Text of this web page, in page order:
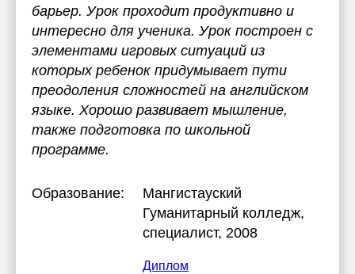
барьер. Урок проходит продуктивно и
интересно для ученика. Урок построен с
элементами игровых ситуаций из
которых ребенок придумывает пути
преодоления сложностей на английском
языке. Хорошо развивает мышление,
также подготовка по школьной
программе.
Образование:
Мангистауский
Гуманитарный колледж,
специалист, 2008
Диплом